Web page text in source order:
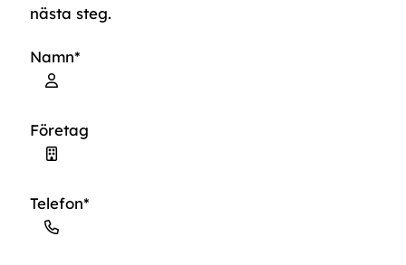
nästa steg.
Namn*
Förnamn
Företag
Telefon*